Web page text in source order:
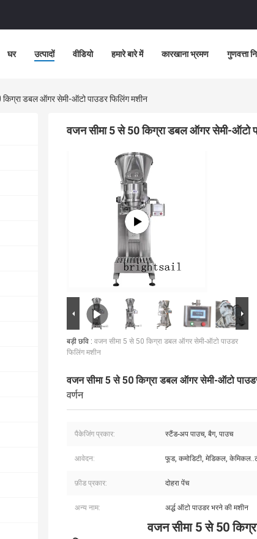
घर उत्पादों वीडियो हमारे बारे में कारखाना भ्रमण गुणवत्ता
डबल ऑगर सेमी-ऑटो पाउडर फिलिंग मशीन
वजन सीमा 5 से 50 किग्रा डबल ऑगर सेमी-ऑटो
बड़ी छवि : वजन सीमा 5 से 50 किग्रा डबल ऑगर सेमी-ऑटो पाउडर
फिलिंग मशीन
वजन सीमा 5 से 50 किग्रा डबल ऑगर सेमी-ऑटो
वर्णन
पैकेजिंग प्रकार: स्टैंड-अप पाउच, बैग, पाउच
आवेदन: फूड, कमोडिटी, मेडिकल,
फ़ीड प्रकार: दोहरा पेंच
अन्य नाम: अर्द्ध ऑटो पाउडर भरने की मशीन
वजन सीमा 5 से 50